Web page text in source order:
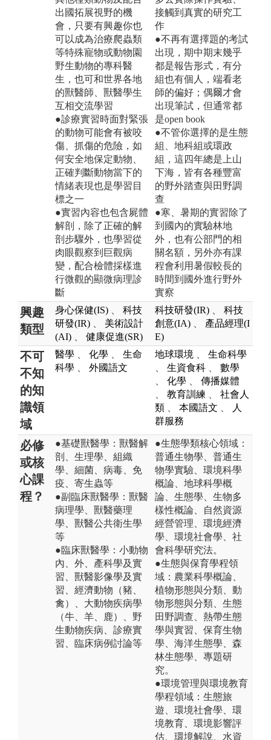
出國拓展視野的機
會，只要有興趣你也
可以成為治療爬蟲類
等特殊寵物或動物園
野生動物的專科醫
生，也可和世界各地
的獸醫師、獸醫學生
互相交流學習
●診療實習時面對緊張
的動物可能會有被咬
傷、抓傷的危險，如
何安全地保定動物、
正確判斷動物當下的
情緒表現也是學習目
標之一
●實習內容也包含屍體
解剖，除了正確的解
剖步驟外，也學習從
肉眼觀察到巨觀病
變，配合檢體採樣進
行微觀的顯微病理診
斷
接觸到真實的研究工
作
●不再有選擇題的考試
出現，期中期末幾乎
都是報告形式，有分
組也有個人，端看老
師的偏好；偶爾才會
出現筆試，但通常都
是open book
●不管你選擇的是生態
組、地科組或環政
組，這四年總是上山
下海，皆有各種豐富
的野外踏查與田野調
查
●寒、暑期的實習除了
到國內的實驗林地
外，也有公部門的相
關名額，另外亦有課
程會利用暑假較長的
時間到國外進行野外
實察
興趣
類型
身心保健(IS)
科技
研發(IR)
美術設計
(AI)
健康促進(SR)
科技研發(IR)
科技
創意(IA)
產品經理(I
E)
不可
不知
的知
識領
域
醫學 化學
生命
科學
外國語文
地球環境
生命科學
生資食科
數學
化學
傳播媒體
教育訓練
社會人
類
本國語文
人
群服務
必修
或核
心課
程？
●基礎獸醫學：獸醫解
剖、生理學、組織
學、細菌、病毒、免
疫、寄生蟲等
●副臨床獸醫學：獸醫
病理學、獸醫藥理
學、獸醫公共衛生學
等
●臨床獸醫學：小動物
內、外、產科學及實
習、獸醫影像學及實
習、經濟動物（豬、
禽）、大動物疾病學
（牛、羊、鹿）、野
生動物疾病、診療實
習、臨床病例討論等
●生態學類核心領域：
普通生物學、普通生
物學實驗、環境科學
概論、地球科學概
論、生態學、生物多
樣性概論、自然資源
經營管理、環境經濟
學、環境社會學、社
會科學研究法。
●生態與保育學程領
域：農業科學概論、
植物形態與分類、動
物形態與分類、生態
田野調查、熱帶生態
學與實習、保育生物
學、海洋生態學、森
林生態學、專題研
究。
●環境管理與環境教育
學程領域：生態旅
遊、環境社會學、環
境教育、環境影響評
估、環境解說、水資